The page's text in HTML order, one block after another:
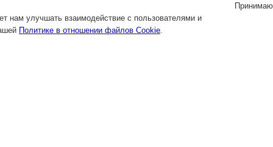
нам улучшать взаимодействие с пользователями и
Политике в отношении файлов Cookie.
Принимаю